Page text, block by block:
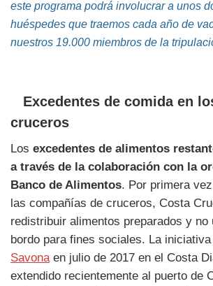
este programa podrá involucrar a unos
huéspedes que traemos cada año de
nuestros 19.000 miembros de la
Excedentes de comida en
cruceros
Los excedentes de alimentos
a través de la colaboración con la
Banco de Alimentos. Por primera
las compañías de cruceros, Costa
redistribuir alimentos preparados y no
bordo para fines sociales. La
Savona en julio de 2017 en el Costa
extendido recientemente al puerto de